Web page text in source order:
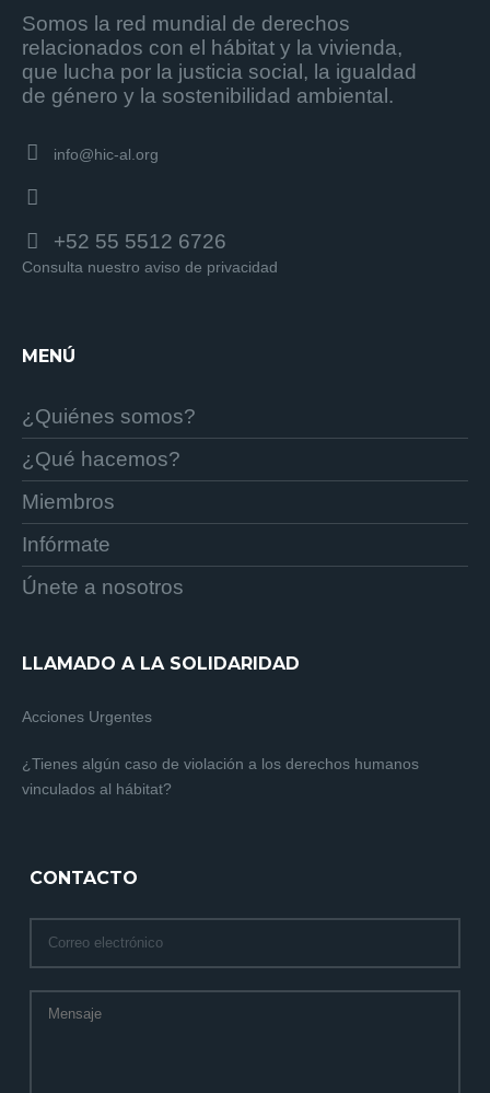
Somos la red mundial de derechos
relacionados con el hábitat y la vivienda,
que lucha por la justicia social, la igualdad
de género y la sostenibilidad ambiental.
info@hic-al.org
+52 55 5512 6726
Consulta nuestro aviso de privacidad
MENÚ
¿Quiénes somos?
¿Qué hacemos?
Miembros
Infórmate
Únete a nosotros
LLAMADO A LA SOLIDARIDAD
Acciones Urgentes
¿Tienes algún caso de violación a los derechos humanos
vinculados al hábitat?
CONTACTO